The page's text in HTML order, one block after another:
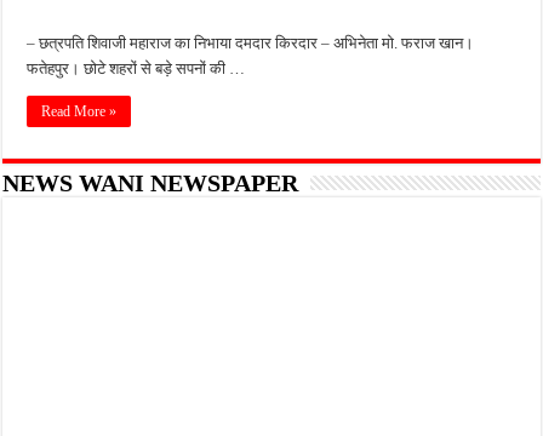
– छत्रपति शिवाजी महाराज का निभाया दमदार किरदार – अभिनेता मो. फराज खान।
फतेहपुर। छोटे शहरों से बड़े सपनों की …
Read More »
NEWS WANI NEWSPAPER